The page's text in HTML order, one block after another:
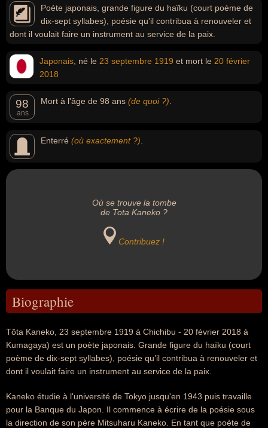
Poète japonais, grande figure du haïku (court poème de
dix-sept syllabes), poésie qu'il contribua à renouveler et
dont il voulait faire un instrument au service de la paix.
Japonais , né le 23 septembre 1919 et mort le 20 février
2018
98
ans
Mort à l'âge de 98 ans (de quoi ?)
Enterré (où exactement ?)
Où se trouve la tombe
de Tota Kaneko ?
Contribuez !
Biographie
Tōta Kaneko, 23 septembre 1919 à Chichibu - 20 février 2018 á
Kumagaya) est un poète japonais. Grande figure du haïku (court
poème de dix-sept syllabes), poésie qu’il contribua à renouveler et
dont il voulait faire un instrument au service de la paix.
Kaneko étudie à l'université de Tokyo jusqu'en 1943 puis travaille
pour la Banque du Japon. Il commence à écrire de la poésie sous
la direction de son père Mitsuharu Kaneko. En tant que poète de